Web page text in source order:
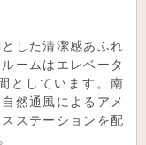
した清潔感あふれ
ームはエレベータ
としています。南
然通風によるアメ
ステーションを配